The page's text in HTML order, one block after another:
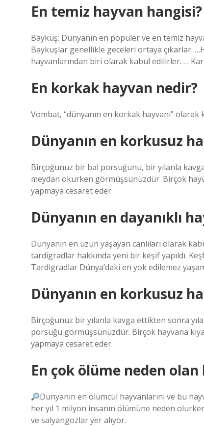
En temiz hayvan hangisi?
Baykuş: Dünyanın en popüler ve en temiz
Baykuşlar genellikle geceleri ortaya çıkarlar.
hayvanlarından biri olarak kabul edilirler. …
En korkak hayvan nedir?
Vombat, “dünyanın en korkak hayvanı” olarak
Dünyanın en korkusuz
Birçoğunuz bir bal porsuğunu, bir yılanla
meydan okurken görmüşsünüzdür. Birçok
yapmaya cesaret eder.
Dünyanın en dayanıklı
Dünyanın en uzun yaşayan canlıları olarak
tardigradlar hakkında yeni bir keşif yapıldı.
Tardigradlar Dünya’daki en yok edilemez
Dünyanın en korkusuz
Birçoğunuz bir yılanla kavga ettikten sonra
porsuğu görmüşsünüzdür. Birçok hayvana
yapmaya cesaret eder.
En çok ölüme neden
Dünyanın en ölümcül hayvanlarını ve bu
her yıl 1 milyon insanın ölümüne neden
ve salyangozlar yer alıyor.